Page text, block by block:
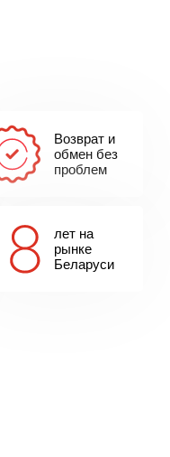
Возврат и
обмен без
проблем
лет на
рынке
Беларуси